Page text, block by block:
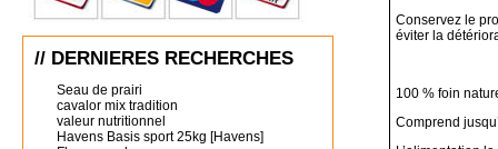
// DERNIERES RECHERCHES
Seau de prairi
cavalor mix tradition
valeur nutritionnel
Havens Basis sport 25kg [Havens]
Conservez le
éviter la
100 % foin
Comprend